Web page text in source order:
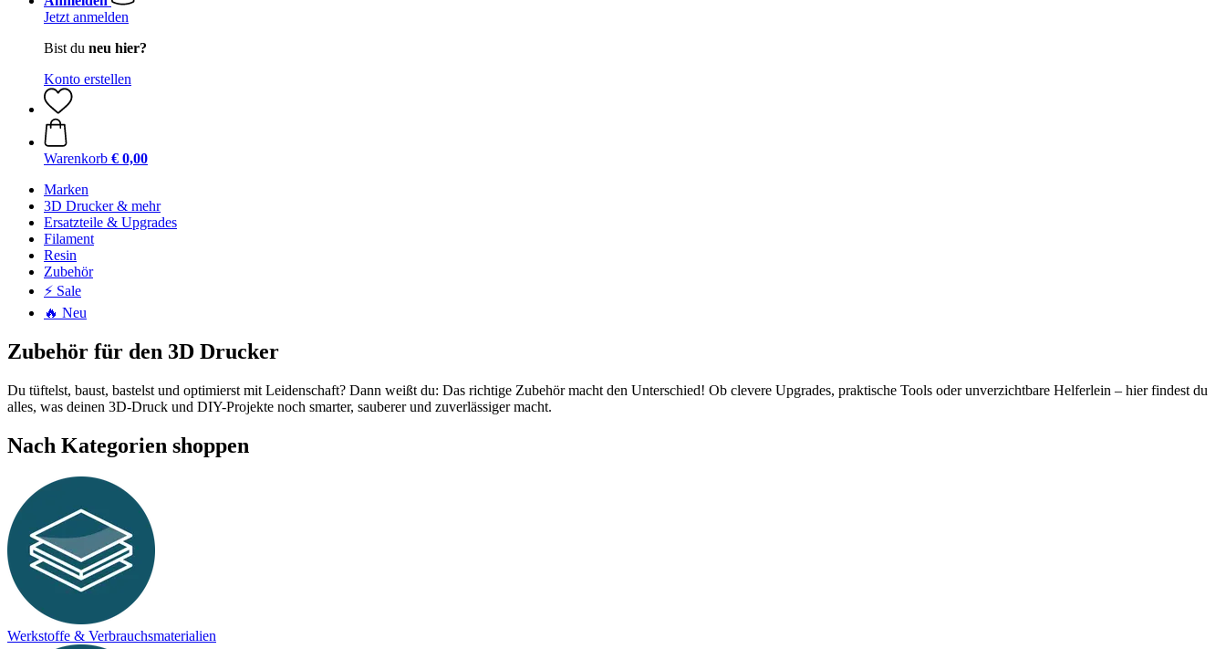
Jetzt anmelden
Bist du neu hier?
Konto erstellen
Warenkorb € 0,00
Marken
3D Drucker & mehr
Ersatzteile & Upgrades
Filament
Resin
Zubehör
⚡ Sale
🔥 Neu
Zubehör für den 3D Drucker
Du tüftelst, baust, bastelst und optimierst mit Leidenschaft? Dann weißt du: Das richtige Zubehör macht den Unterschied! Ob clevere Upgrades, praktische Tools oder unverzichtbare Helferlein – hier findest du
alles, was deinen 3D-Druck und DIY-Projekte noch smarter, sauberer und zuverlässiger macht.
Nach Kategorien shoppen
Werkstoffe & Verbrauchsmaterialien